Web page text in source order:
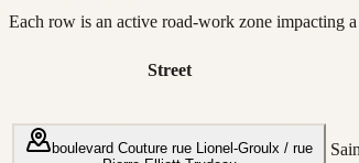
Each row is an active road-work zone impacting
Street
boulevard Couture rue Lionel-Groulx / rue